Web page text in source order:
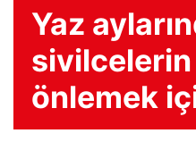
Yaz
sivilcelerin
önlemek